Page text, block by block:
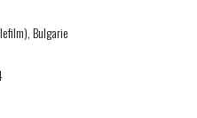
Bulgarie